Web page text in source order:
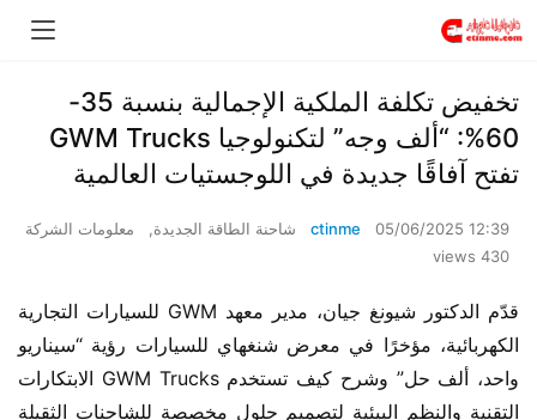
​​تخفيض تكلفة الملكية الإجمالية بنسبة 35-
60%: “ألف وجه” لتكنولوجيا GWM Trucks
تفتح آفاقًا جديدة في اللوجستيات العالمية​​
ctinme 05/06/2025 12:39 شاحنة الطاقة الجديدة,
معلومات الشركة
430 views